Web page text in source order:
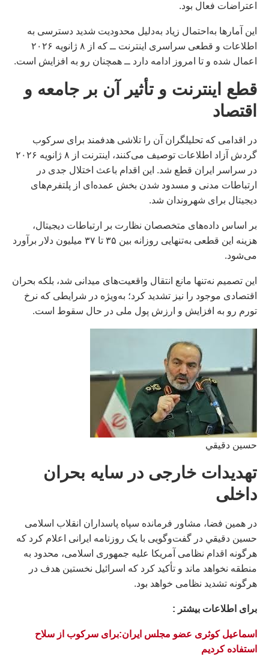
اعتراضات فعال بود.
این آمارها به‌احتمال زیاد به‌دلیل محدودیت شدید دسترسی به
اطلاعات و قطعی سراسری اینترنت ــ که از ۸ ژانویه ۲۰۲۶
اعمال شده و تا امروز ادامه دارد ــ همچنان رو به افزایش است.
قطع اینترنت و تأثیر آن بر جامعه و
اقتصاد
در اقدامی که تحلیلگران آن را تلاشی هدفمند برای سرکوب
گردش آزاد اطلاعات توصیف می‌کنند، اینترنت از ۸ ژانویه ۲۰۲۶
در سراسر ایران قطع شد. این اقدام باعث اختلال جدی در
ارتباطات مدنی و مسدود شدن بخش عمده‌ای از پلتفرم‌های
دیجیتال برای شهروندان شد.
بر اساس داده‌های متخصصان نظارت بر ارتباطات دیجیتال،
هزینه این قطعی به‌تنهایی روزانه بین ۳۵ تا ۳۷ میلیون دلار برآورد
می‌شود.
این تصمیم نه‌تنها مانع انتقال واقعیت‌های میدانی شد، بلکه بحران
اقتصادی موجود را نیز تشدید کرد؛ به‌ویژه در شرایطی که نرخ
تورم رو به افزایش و ارزش پول ملی در حال سقوط است.
حسين دقيقي
تهدیدات خارجی در سایه بحران
داخلی
در همین فضا، مشاور فرمانده سپاه پاسداران انقلاب اسلامی
حسين دقيقي در گفت‌وگویی با یک روزنامه ایرانی اعلام کرد که
هرگونه اقدام نظامی آمریکا علیه جمهوری اسلامی، محدود به
منطقه نخواهد ماند و تأکید کرد که اسرائیل نخستین هدف در
هرگونه تشدید نظامی خواهد بود.
براى اطلاعات بيشتر :
اسماعیل کوثری عضو مجلس ایران:برای سرکوب از سلاح
استفاده کردیم